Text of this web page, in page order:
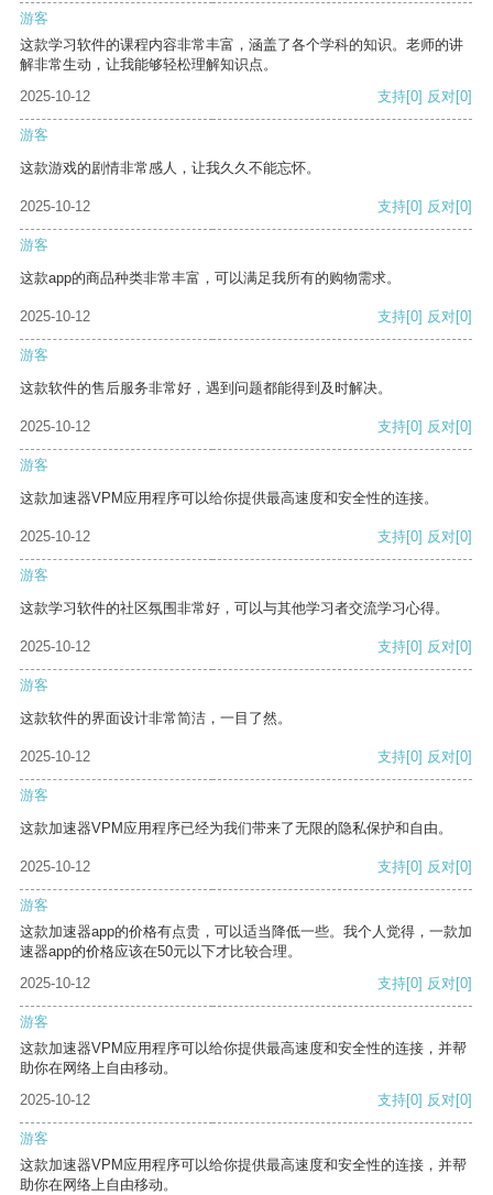
游客
这款学习软件的课程内容非常丰富，涵盖了各个学科的知识。老师的讲
解非常生动，让我能够轻松理解知识点。
2025-10-12
支持[0] 反对[0]
游客
这款游戏的剧情非常感人，让我久久不能忘怀。
2025-10-12 支持[0] 反对[0]
游客
这款app的商品种类非常丰富，可以满足我所有的购物需求。
2025-10-12 支持[0] 反对[0]
游客
这款软件的售后服务非常好，遇到问题都能得到及时解决。
2025-10-12 支持[0] 反对[0]
游客
这款加速器VPM应用程序可以给你提供最高速度和安全性的连接。
2025-10-12 支持[0] 反对[0]
游客
这款学习软件的社区氛围非常好，可以与其他学习者交流学习心得。
2025-10-12 支持[0] 反对[0]
游客
这款软件的界面设计非常简洁，一目了然。
2025-10-12 支持[0] 反对[0]
游客
这款加速器VPM应用程序已经为我们带来了无限的隐私保护和自由。
2025-10-12 支持[0] 反对[0]
游客
这款加速器app的价格有点贵，可以适当降低一些。我个人觉得，一款加
速器app的价格应该在50元以下才比较合理。
2025-10-12
支持[0] 反对[0]
游客
这款加速器VPM应用程序可以给你提供最高速度和安全性的连接，并帮
助你在网络上自由移动。
2025-10-12
支持[0] 反对[0]
游客
这款加速器VPM应用程序可以给你提供最高速度和安全性的连接，并帮
助你在网络上自由移动。